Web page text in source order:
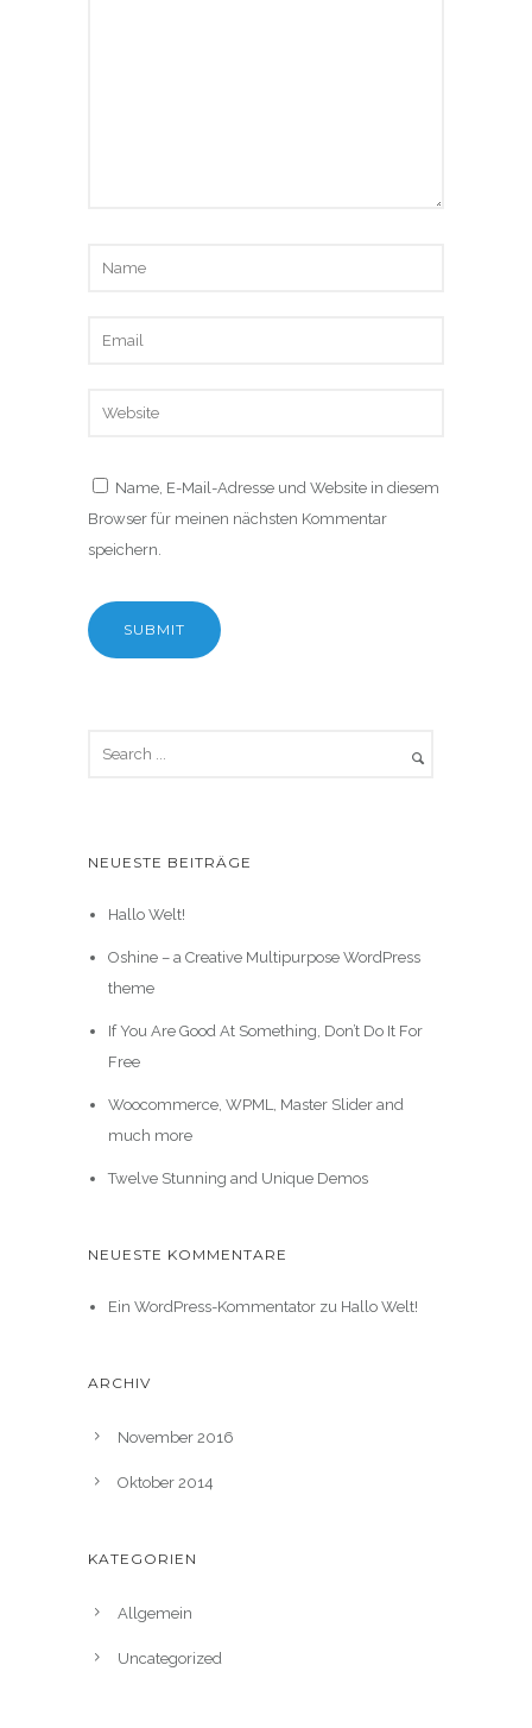
Name, E-Mail-Adresse und Website in diesem
Browser für meinen nächsten Kommentar
speichern.
NEUESTE BEITRÄGE
Hallo Welt!
Oshine – a Creative Multipurpose WordPress
theme
If You Are Good At Something, Don’t Do It For
Free
Woocommerce, WPML, Master Slider and
much more
Twelve Stunning and Unique Demos
NEUESTE KOMMENTARE
Ein WordPress-Kommentatorzu Hallo Welt!
ARCHIV
November 2016
Oktober 2014
KATEGORIEN
Allgemein
Uncategorized